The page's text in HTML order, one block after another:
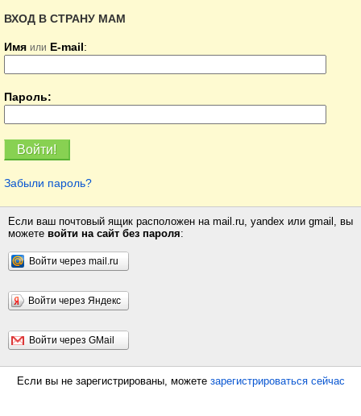
ВХОД В СТРАНУ МАМ
Имя или E-mail:
Пароль:
Забыли пароль?
Если ваш почтовый ящик расположен на mail.ru, yandex или gmail, вы
можете войти на сайт без пароля:
Войти через mail.ru
Войти через Яндекс
Войти через GMail
Если вы не зарегистрированы, можете зарегистрироваться сейчас